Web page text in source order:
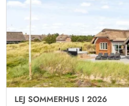
LEJ SOMMERHUS I 2026